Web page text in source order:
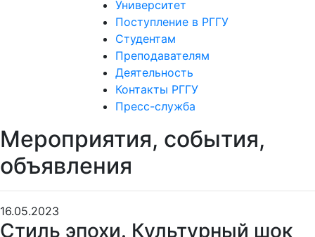
Университет
Поступление в РГГУ
Студентам
Преподавателям
Деятельность
Контакты РГГУ
Пресс-служба
Мероприятия, события,
объявления
16.05.2023
Стиль эпохи. Культурный шок